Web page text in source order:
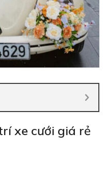
xe cưới giá rẻ